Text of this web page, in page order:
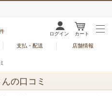
件 ログイン カート
支払・配送 店舗情報
の口コミ